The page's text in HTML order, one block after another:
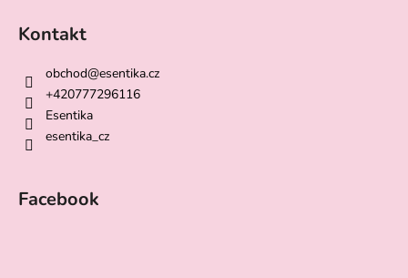
Kontakt
obchod@esentika.cz
+420777296116
Esentika
esentika_cz
Facebook